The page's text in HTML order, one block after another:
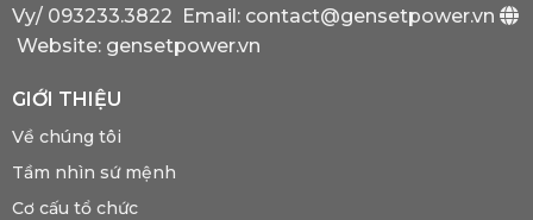
Có?
Vy/ 093233.3822
Email: contact@gensetpower.vn
Website: gensetpower.vn
GIỚI THIỆU
Về chúng tôi
Tầm nhìn sứ mệnh
Cơ cấu tổ chức